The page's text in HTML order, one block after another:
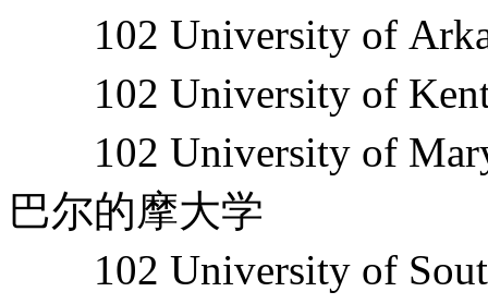
102 University of
102 University of
102 University of
巴尔的摩大学
102 University of